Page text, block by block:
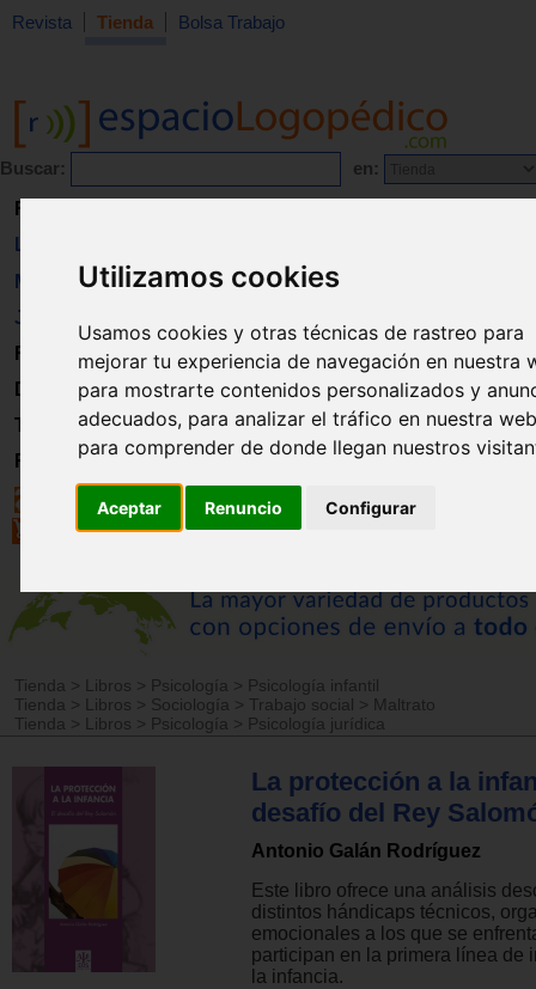
Utilizamos cookies
Usamos cookies y otras técnicas de rastreo para
mejorar tu experiencia de navegación en nuestra
para mostrarte contenidos personalizados y
adecuados, para analizar el tráfico en nuestra
para comprender de donde llegan nuestros
Aceptar Renuncio Configurar
Revista Tienda Bolsa Trabajo
Buscar: en:
Revista
Libros
Material
Juguetes
Formación
Directorio
Trabajo
Registro
Tienda > Libros > Psicología > Psicología infantil
Tienda
> Libros > Sociología > Trabajo social > Maltrato
Tienda
> Libros > Psicología > Psicología jurídica
La protección a la
desafío del Rey
Antonio Galán Rodríguez
Este libro ofrece una análisis
distintos hándicaps técnicos,
emocionales a los que se
participan en la primera línea de
la infancia.